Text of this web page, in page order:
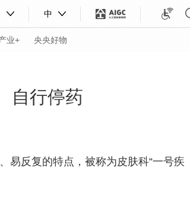
中
业+ 央央好物
自行停药
易反复的特点，被称为皮肤科“一号疾